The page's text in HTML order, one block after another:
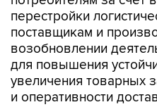
перестройки
поставщикам и
возобновлении
для повышения
увеличения товарных
и оперативности